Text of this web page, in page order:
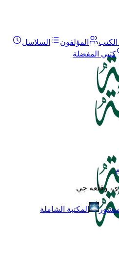
المؤلفون
السلاسل
كتبي المفضلة
وقلعه جي
المكتبة الشاملة